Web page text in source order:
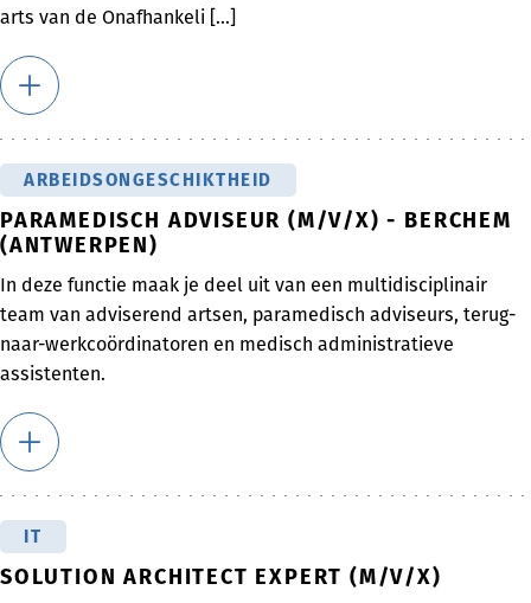
arts van de Onafhankeli [...]
ARBEIDSONGESCHIKTHEID
PARAMEDISCH ADVISEUR (M/V/X) - BERCHEM
(ANTWERPEN)
In deze functie maak je deel uit van een multidisciplinair
team van adviserend artsen, paramedisch adviseurs, terug-
naar-werkcoördinatoren en medisch administratieve
assistenten.
IT
SOLUTION ARCHITECT EXPERT (M/V/X)